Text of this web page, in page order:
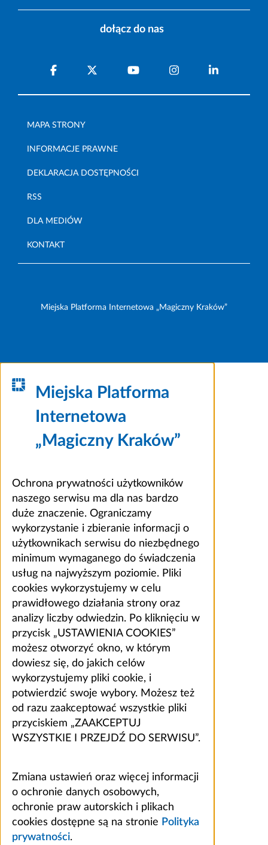
dołącz do nas
MAPA STRONY
INFORMACJE PRAWNE
DEKLARACJA DOSTĘPNOŚCI
RSS
DLA MEDIÓW
KONTAKT
Miejska Platforma Internetowa „Magiczny Kraków”
Miejska Platforma
Internetowa
„Magiczny Kraków”
Ochrona prywatności użytkowników
naszego serwisu ma dla nas bardzo
duże znaczenie. Ograniczamy
wykorzystanie i zbieranie informacji o
użytkownikach serwisu do niezbędnego
minimum wymaganego do świadczenia
usług na najwyższym poziomie. Pliki
cookies wykorzystujemy w celu
prawidłowego działania strony oraz
analizy liczby odwiedzin. Po kliknięciu w
przycisk „USTAWIENIA COOKIES”
możesz otworzyć okno, w którym
dowiesz się, do jakich celów
wykorzystujemy pliki cookie, i
potwierdzić swoje wybory. Możesz też
od razu zaakceptować wszystkie pliki
przyciskiem „ZAAKCEPTUJ
WSZYSTKIE I PRZEJDŹ DO SERWISU”.
Zmiana ustawień oraz więcej informacji
o ochronie danych osobowych,
ochronie praw autorskich i plikach
cookies dostępne są na stronie Polityka
prywatności.